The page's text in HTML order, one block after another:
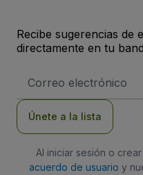
Recibe sugerencias de
directamente en tu
de
Únete a la lista
Al iniciar sesión o
acuerdo de usuario y